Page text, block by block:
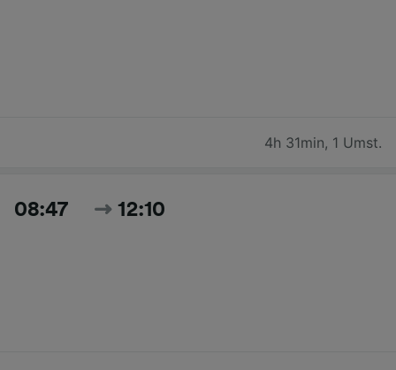
4h 31min, 1 Umst.
08:47 12:10